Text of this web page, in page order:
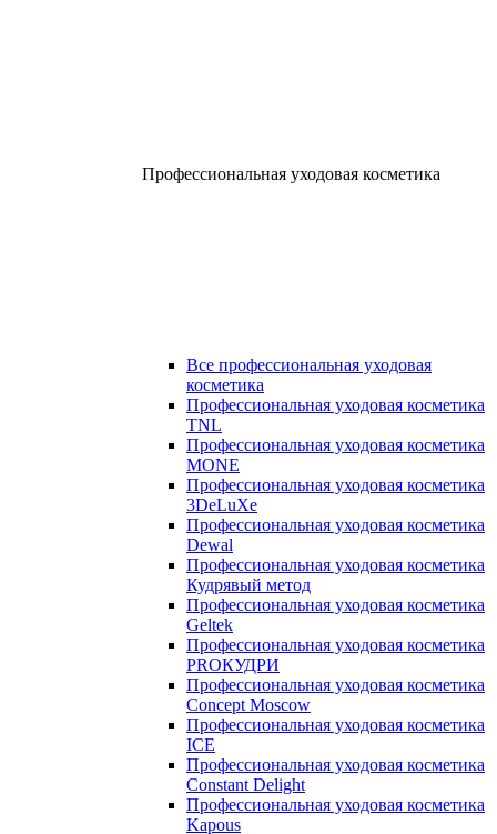
Профессиональная уходовая косметика
Все профессиональная уходовая
косметика
Профессиональная уходовая косметика
TNL
Профессиональная уходовая косметика
MONE
Профессиональная уходовая косметика
3DeLuXe
Профессиональная уходовая косметика
Dewal
Профессиональная уходовая косметика
Кудрявый метод
Профессиональная уходовая косметика
Geltek
Профессиональная уходовая косметика
PROКУДРИ
Профессиональная уходовая косметика
Concept Moscow
Профессиональная уходовая косметика
ICE
Профессиональная уходовая косметика
Constant Delight
Профессиональная уходовая косметика
Kapous